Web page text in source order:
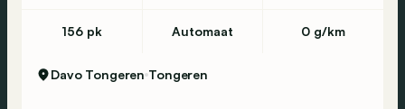
156 pk Automaat 0 g/km
Davo Tongeren Tongeren